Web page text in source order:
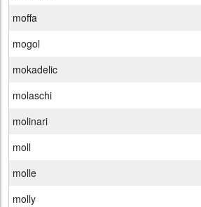
moffa
mogol
mokadelic
molaschi
molinari
moll
molle
molly